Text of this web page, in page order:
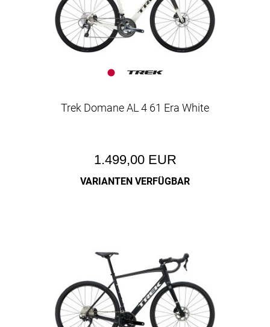
Trek Domane AL 4 61 Era White
1.499,00 EUR
VARIANTEN VERFÜGBAR